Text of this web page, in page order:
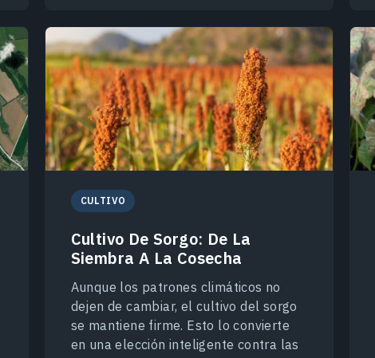
CULTIVO
Cultivo De Sorgo: De La
Siembra A La Cosecha
Aunque los patrones climáticos no
dejen de cambiar, el cultivo del sorgo
se mantiene firme. Esto lo convierte
en una elección inteligente contra las